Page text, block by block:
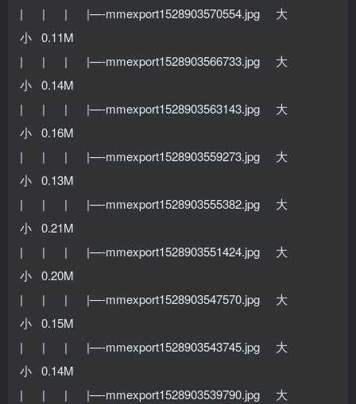
| | | |—-mmexport1528903570554.jpg 大
小 0.11M
| | | |—-mmexport1528903566733.jpg 大
小 0.14M
| | | |—-mmexport1528903563143.jpg 大
小 0.16M
| | | |—-mmexport1528903559273.jpg 大
小 0.13M
| | | |—-mmexport1528903555382.jpg 大
小 0.21M
| | | |—-mmexport1528903551424.jpg 大
小 0.20M
| | | |—-mmexport1528903547570.jpg 大
小 0.15M
| | | |—-mmexport1528903543745.jpg 大
小 0.14M
| | | |—-mmexport1528903539790.jpg 大